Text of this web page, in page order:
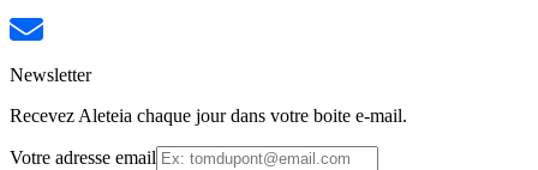
Newsletter
Recevez Aleteia chaque jour dans votre boite e-mail.
Votre adresse email